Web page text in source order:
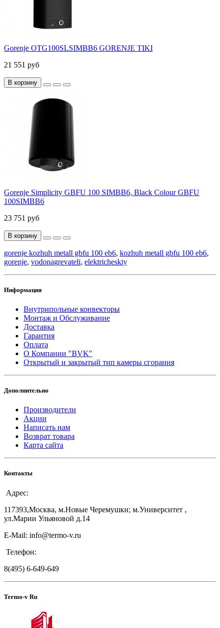
Gorenje OTG100SLSIMBB6 GORENJE TIKI
21 551 руб
В корзину
Gorenje Simplicity GBFU 100 SIMBB6, Black Colour GBFU
100SIMBB6
23 751 руб
В корзину
gorenje kozhuh metall gbfu 100 eb6, kozhuh metall gbfu 100 eb6,
gorenje, vodonagrevateli, elektricheskiy
Информация
Внутрипольные конвекторы
Монтаж и Обслуживание
Доставка
Гарантия
Оплата
О Компании "BVK"
Открытый и закрытый тип камеры сгорания
Дополнительно
Производители
Акции
Написать нам
Возврат товара
Карта сайта
Контакты
Адрес:
117393,Москва, м.Новые Черемушки; м.Университет ,
ул.Марии Ульяновой д.14
E-Mail: info@termo-v.ru
Телефон:
8(495) 6-649-649
Termo-v Ru